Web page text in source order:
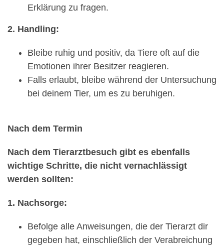
Erklärung zu fragen.
2. Handling:
Bleibe ruhig und positiv, da Tiere oft auf die
Emotionen ihrer Besitzer reagieren.
Falls erlaubt, bleibe während der Untersuchung
bei deinem Tier, um es zu beruhigen.
Nach dem Termin
Nach dem Tierarztbesuch gibt es ebenfalls
wichtige Schritte, die nicht vernachlässigt
werden sollten:
1. Nachsorge:
Befolge alle Anweisungen, die der Tierarzt dir
gegeben hat, einschließlich der Verabreichung